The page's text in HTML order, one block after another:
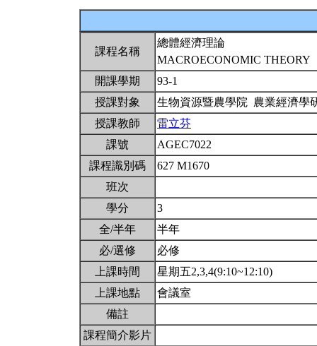
課程名稱
總體經濟理論
MACROECONOMIC THEORY
開課學期
93-1
授課對象
生物資源暨農學院 農業經濟學
授課教師
雷立芬
課號
AGEC7022
課程識別碼
627 M1670
班次
學分
3
全/半年
半年
必/選修
必修
上課時間
星期五2,3,4(9:10~12:10)
上課地點
會議室
備註
課程簡介影片